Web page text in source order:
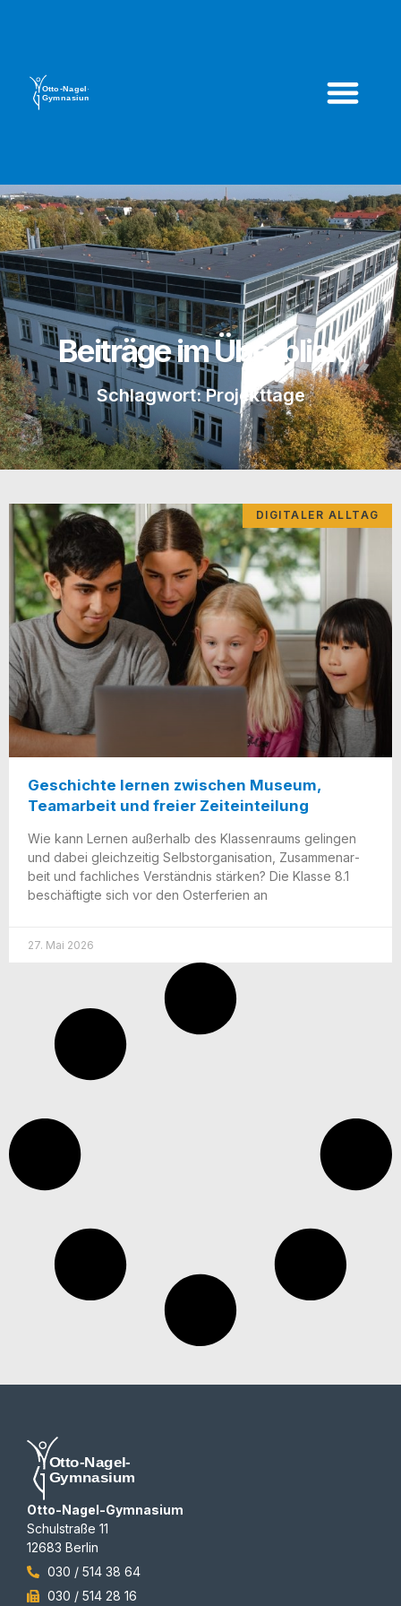
Beiträge im Überblick
Schlagwort: Projekttage
DIGITALER ALLTAG
Geschichte lernen zwischen Museum,
Teamarbeit und freier Zeiteinteilung
Wie kann Ler­nen außer­halb des Klas­sen­raums gelin­gen
und dabei gleich­zei­tig Selbst­or­ga­ni­sa­ti­on, Zusam­men­ar­
beit und fach­li­ches Ver­ständ­nis stär­ken? Die Klas­se 8.1
beschäf­tig­te sich vor den Oster­fe­ri­en an
27. Mai 2026
Otto-Nagel-Gymnasium
Schulstraße 11
12683 Berlin
030 / 514 38 64
030 / 514 28 16